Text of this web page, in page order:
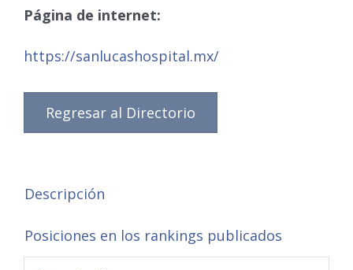
Página de internet:
https://sanlucashospital.mx/
Regresar al Directorio
Descripción
Posiciones en los rankings publicados